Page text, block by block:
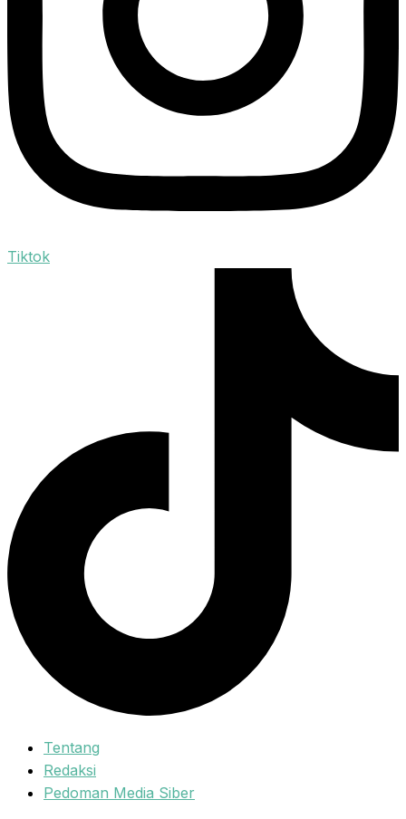
Tiktok
Tentang
Redaksi
Pedoman Media Siber